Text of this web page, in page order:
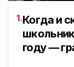
1.Когда и
году —